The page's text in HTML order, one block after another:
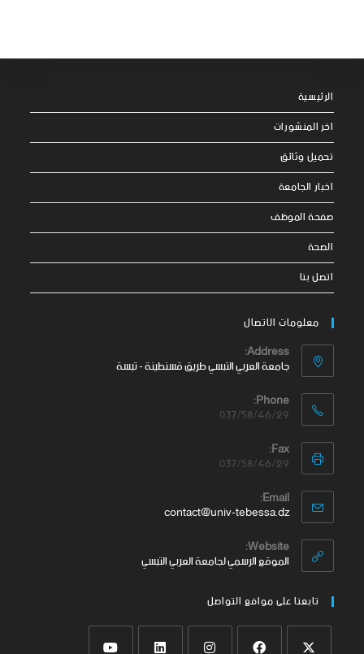
الرئيسية
اخر المنشورات
تحميل وثائق
اخبار الجامعة
صفحة الموظف
الصحة
اتصل بنا
معلومات الاتصال
Address:
جامعة العربي التبسي طريق قسنطينة - تبسة
Phone:
037/58/46/29
Fax:
037/58/46/29
Email:
contact@univ-tebessa.dz
Website:
الموقع الرسمي لجامعة العربي التبسي
تابعنا على موافع التواصل